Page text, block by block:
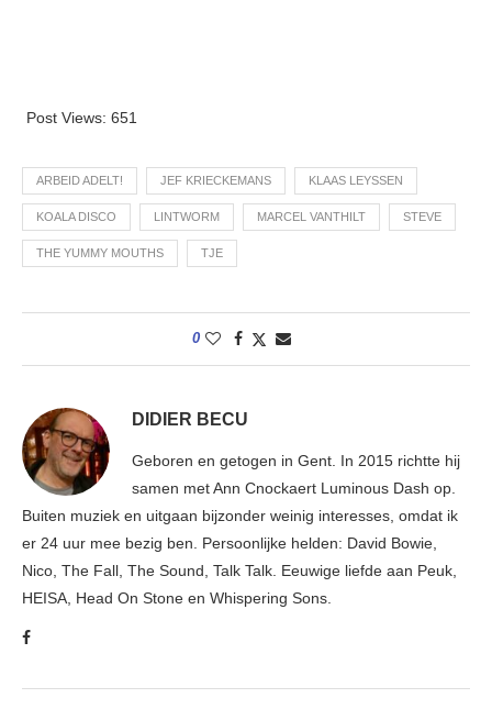
Post Views: 651
ARBEID ADELT! JEF KRIECKEMANS KLAAS LEYSSEN
KOALA DISCO LINTWORM MARCEL VANTHILT STEVE
THE YUMMY MOUTHS TJE
0
DIDIER BECU
Geboren en getogen in Gent. In 2015 richtte hij
samen met Ann Cnockaert Luminous Dash op.
Buiten muziek en uitgaan bijzonder weinig interesses, omdat ik
er 24 uur mee bezig ben. Persoonlijke helden: David Bowie,
Nico, The Fall, The Sound, Talk Talk. Eeuwige liefde aan Peuk,
HEISA, Head On Stone en Whispering Sons.